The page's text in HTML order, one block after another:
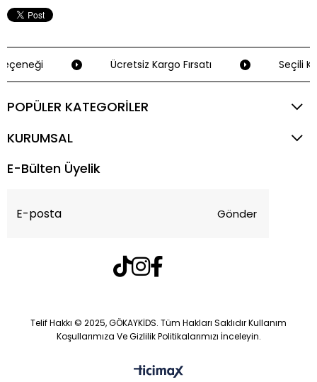
Ücretsiz Kargo Fırsatı Seçili
POPÜLER KATEGORİLER
KURUMSAL
E-Bülten Üyelik
Gönder
Telif Hakkı © 2025, GÖKAYKİDS. Tüm Hakları Saklıdır Kullanım
Koşullarımıza Ve Gizlilik Politikalarımızı İnceleyin.